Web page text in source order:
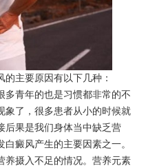
主要原因有以下几种：
青年的也是习惯都非常的不
象了，很多患者从小的时候就
后果是我们身体当中缺乏营
癜风产生的主要因素之一。
养摄入不足的情况。营养元素